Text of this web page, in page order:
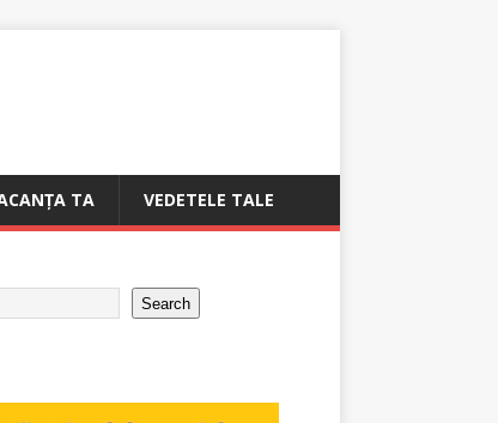
TA VEDETELE TALE
Search